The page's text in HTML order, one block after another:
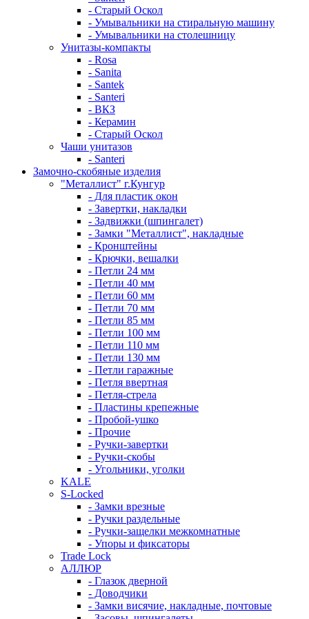
- Старый Оскол
- Умывальники на стиральную машину
- Умывальники на столешницу
Унитазы-компакты
- Rosa
- Sanita
- Santek
- Santeri
- ВКЗ
- Керамин
- Старый Оскол
Чаши унитазов
- Santeri
Замочно-скобяные изделия
"Металлист" г.Кунгур
- Для пластик окон
- Завертки, накладки
- Задвижки (шпингалет)
- Замки "Металлист", накладные
- Кронштейны
- Крючки, вешалки
- Петли 24 мм
- Петли 40 мм
- Петли 60 мм
- Петли 70 мм
- Петли 85 мм
- Петли 100 мм
- Петли 110 мм
- Петли 130 мм
- Петли гаражные
- Петля ввертная
- Петля-стрела
- Пластины крепежные
- Пробой-ушко
- Прочие
- Ручки-завертки
- Ручки-скобы
- Угольники, уголки
KALE
S-Locked
- Замки врезные
- Ручки раздельные
- Ручки-защелки межкомнатные
- Упоры и фиксаторы
Trade Lock
АЛЛЮР
- Глазок дверной
- Доводчики
- Замки висячие, накладные, почтовые